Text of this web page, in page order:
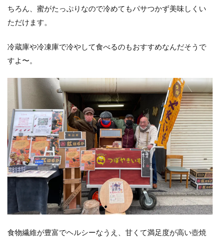
ちろん、蜜がたっぷりなので冷めてもパサつかず美味しくい
ただけます。
冷蔵庫や冷凍庫で冷やして食べるのもおすすめなんだそうで
すよ〜。
食物繊維が豊富でヘルシーなうえ、甘くて満足度が高い壺焼